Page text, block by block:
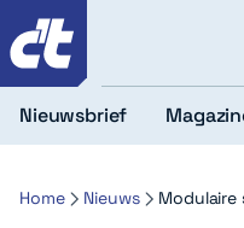
Nieuwsbrief
Home Nieuws Modulaire